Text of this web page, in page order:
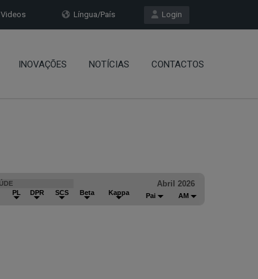
Login
Língua/País
Videos
INOVAÇÕES NOTÍCIAS CONTACTOS